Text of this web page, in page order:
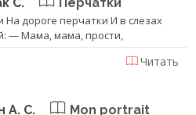
На дороге перчатки И в слезах
— Мама, мама, прости,
Читать
А. С. Mon portrait